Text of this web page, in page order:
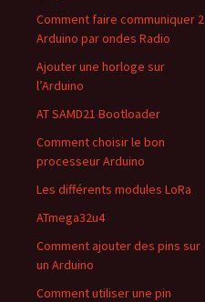
Comment faire communiquer 2
Arduino par ondes Radio
Ajouter une horloge sur
l’Arduino
AT SAMD21 Bootloader
Comment choisir le bon
processeur Arduino
Les différents modules LoRa
ATmega32u4
Comment ajouter des pins sur
un Arduino
Comment utiliser une pin